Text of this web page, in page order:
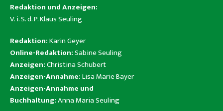
Redaktion und Anzeigen:
V. i. S. d. P. Klaus Seuling
Redaktion:Karin Geyer
Online-Redaktion:Sabine Seuling
Anzeigen:Christina Schubert
Anzeigen-Annahme:Lisa Marie Bayer
Anzeigen-Annahme und
Buchhaltung:Anna Maria Seuling